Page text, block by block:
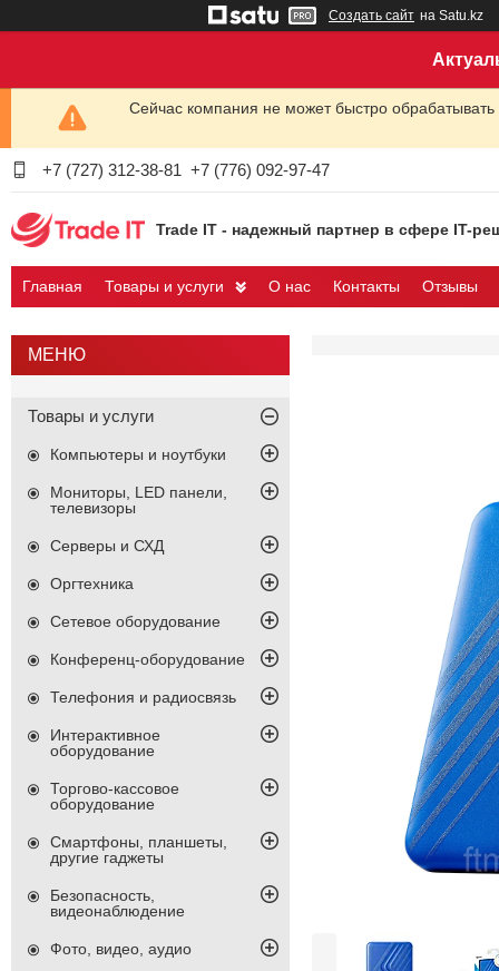
Создать сайт на Satu.kz
Сейчас компания не может быстро
+7 (727) 312-38-81 +7 (776) 092-97-47
Trade IT - надежный партнер в сфере IT-
Главная Товары и услуги О нас Контакты Отзывы
Товары и услуги
Компьютеры и ноутбуки
Мониторы, LED панели,
телевизоры
Серверы и СХД
Оргтехника
Сетевое оборудование
Конференц-оборудование
Телефония и радиосвязь
Интерактивное
оборудование
Торгово-кассовое
оборудование
Смартфоны, планшеты,
другие гаджеты
Безопасность,
видеонаблюдение
Фото, видео, аудио